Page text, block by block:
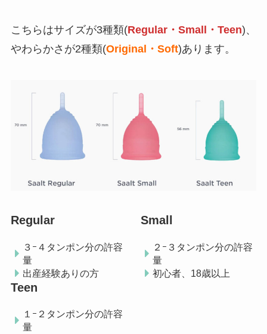
こちらはサイズが3種類(Regular・Small・Teen)、
やわらかさが2種類(Original・Soft)あります。
Regular
３ｰ４タンポン分の許容
量
出産経験ありの方
Small
２ｰ３タンポン分の許容
量
初心者、18歳以上
Teen
１ｰ２タンポン分の許容
量